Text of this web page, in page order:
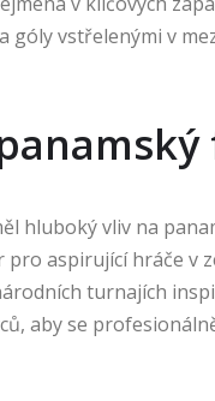
góly vstřelenými v
hluboký vliv na
aspirující hráče v
turnajích
aby se